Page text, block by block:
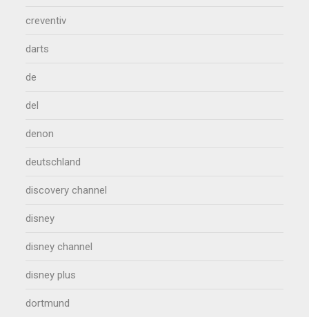
creventiv
darts
de
del
denon
deutschland
discovery channel
disney
disney channel
disney plus
dortmund